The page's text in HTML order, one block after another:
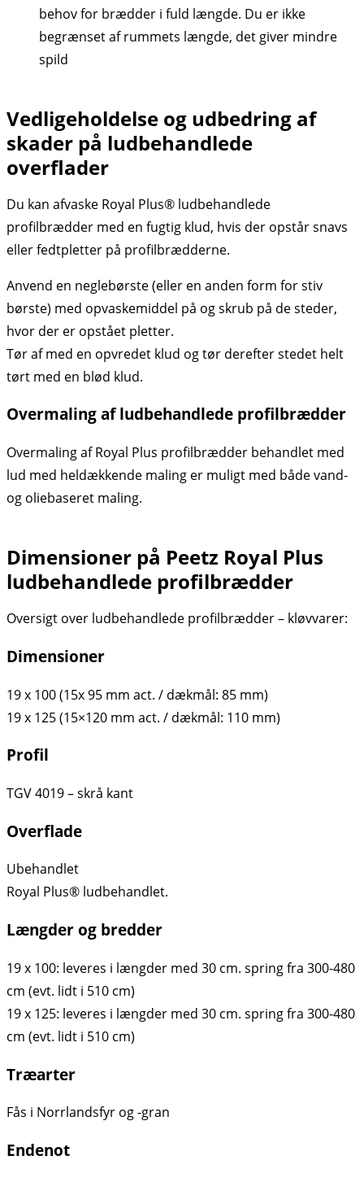
behov for brædder i fuld længde. Du er ikke
begrænset af rummets længde, det giver mindre
spild
Vedligeholdelse og udbedring af
skader på ludbehandlede
overflader
Du kan afvaske Royal Plus® ludbehandlede
profilbrædder med en fugtig klud, hvis der opstår snavs
eller fedtpletter på profilbrædderne.
Anvend en neglebørste (eller en anden form for stiv
børste) med opvaskemiddel på og skrub på de steder,
hvor der er opstået pletter.
Tør af med en opvredet klud og tør derefter stedet helt
tørt med en blød klud.
Overmaling af ludbehandlede profilbrædder
Overmaling af Royal Plus profilbrædder behandlet med
lud med heldækkende maling er muligt med både vand-
og oliebaseret maling.
Dimensioner på Peetz Royal Plus
ludbehandlede profilbrædder
Oversigt over ludbehandlede profilbrædder – kløvvarer:
Dimensioner
19 x 100 (15x 95 mm act. / dækmål: 85 mm)
19 x 125 (15×120 mm act. / dækmål: 110 mm)
Profil
TGV 4019 – skrå kant
Overflade
Ubehandlet
Royal Plus® ludbehandlet.
Længder og bredder
19 x 100: leveres i længder med 30 cm. spring fra 300-480
cm (evt. lidt i 510 cm)
19 x 125: leveres i længder med 30 cm. spring fra 300-480
cm (evt. lidt i 510 cm)
Træarter
Fås i Norrlandsfyr og -gran
Endenot